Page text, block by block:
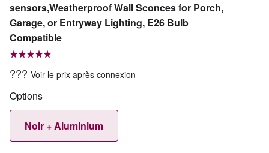
sensors,Weatherproof Wall Sconces for Porch,
Garage, or Entryway Lighting, E26 Bulb
Compatible
??? Voir le prix après connexion
Options
Noir + Aluminium